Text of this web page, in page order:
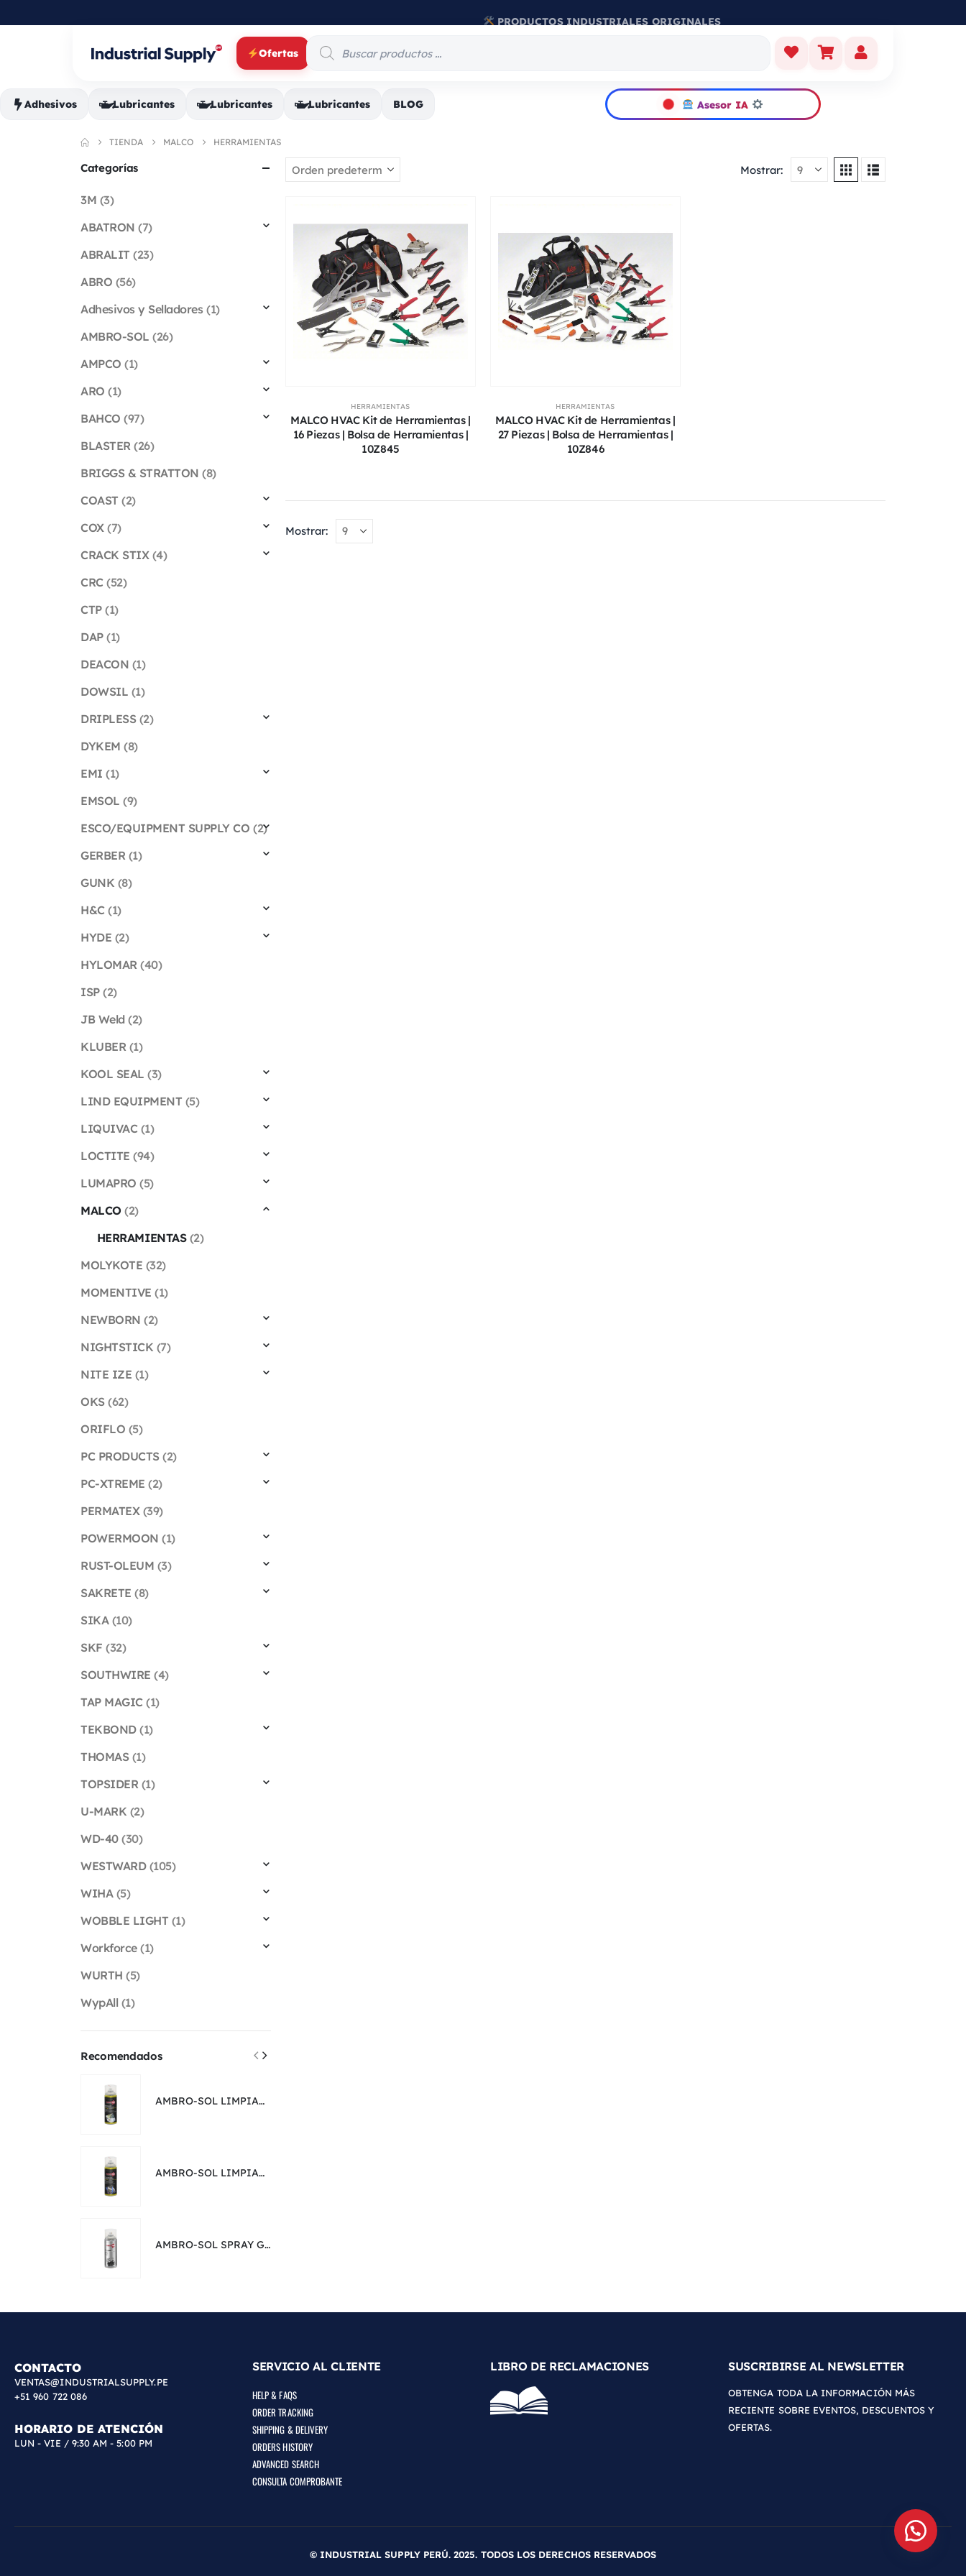
Ofertas
Adhesivos Lubricantes Lubricantes Lubricantes BLOG Asesor IA
TIENDA MALCO HERRAMIENTAS
Mostrar:
HERRAMIENTAS
MALCO HVAC Kit de Herramientas |
16 Piezas | Bolsa de Herramientas |
10Z845
HERRAMIENTAS
MALCO HVAC Kit de Herramientas |
27 Piezas | Bolsa de Herramientas |
10Z846
Mostrar:
Categorías
3M (3)
ABATRON (7)
ABRALIT (23)
ABRO (56)
Adhesivos y Selladores (1)
AMBRO-SOL (26)
AMPCO (1)
ARO (1)
BAHCO (97)
BLASTER (26)
BRIGGS & STRATTON (8)
COAST (2)
COX (7)
CRACK STIX (4)
CRC (52)
CTP (1)
DAP (1)
DEACON (1)
DOWSIL (1)
DRIPLESS (2)
DYKEM (8)
EMI (1)
EMSOL (9)
ESCO/EQUIPMENT SUPPLY CO (2)
GERBER (1)
GUNK (8)
H&C (1)
HYDE (2)
HYLOMAR (40)
ISP (2)
JB Weld (2)
KLUBER (1)
KOOL SEAL (3)
LIND EQUIPMENT (5)
LIQUIVAC (1)
LOCTITE (94)
LUMAPRO (5)
MALCO (2)
HERRAMIENTAS (2)
MOLYKOTE (32)
MOMENTIVE (1)
NEWBORN (2)
NIGHTSTICK (7)
NITE IZE (1)
OKS (62)
ORIFLO (5)
PC PRODUCTS (2)
PC-XTREME (2)
PERMATEX (39)
POWERMOON (1)
RUST-OLEUM (3)
SAKRETE (8)
SIKA (10)
SKF (32)
SOUTHWIRE (4)
TAP MAGIC (1)
TEKBOND (1)
THOMAS (1)
TOPSIDER (1)
U-MARK (2)
WD-40 (30)
WESTWARD (105)
WIHA (5)
WOBBLE LIGHT (1)
Workforce (1)
WURTH (5)
WypAll (1)
Recomendados
AMBRO-SOL LIMPIADOR DE CONTACTO DIELÉCTRICO OLEOSO ANTIOXIDANTE | 400 ML
AMBRO-SOL LIMPIADOR DE CONTACTO SECO | 400 ML
AMBRO-SOL SPRAY GALVANIZADOR FRÍO ZINC 98% GRIS BRILLANTE CROMADO | 400 ML
CONTACTO
VENTAS@INDUSTRIALSUPPLY.PE
+51 960 722 086
HORARIO DE ATENCIÓN
LUN - VIE / 9:30 AM - 5:00 PM
SERVICIO AL CLIENTE
HELP & FAQS
ORDER TRACKING
SHIPPING & DELIVERY
ORDERS HISTORY
ADVANCED SEARCH
CONSULTA COMPROBANTE
LIBRO DE RECLAMACIONES SUSCRIBIRSE AL NEWSLETTER
OBTENGA TODA LA INFORMACIÓN MÁS
RECIENTE SOBRE EVENTOS, DESCUENTOS Y
OFERTAS.
© INDUSTRIAL SUPPLY PERÚ. 2025. TODOS LOS DERECHOS RESERVADOS